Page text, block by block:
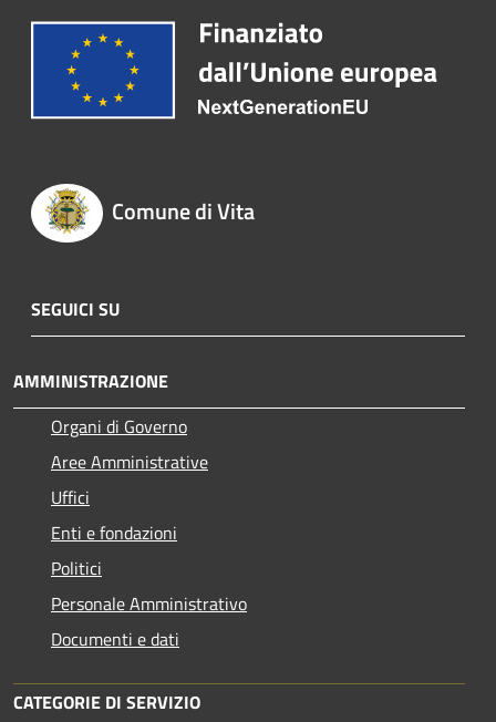
Comune di Vita
SEGUICI SU
AMMINISTRAZIONE
Organi di Governo
Aree Amministrative
Uffici
Enti e fondazioni
Politici
Personale Amministrativo
Documenti e dati
CATEGORIE DI SERVIZIO